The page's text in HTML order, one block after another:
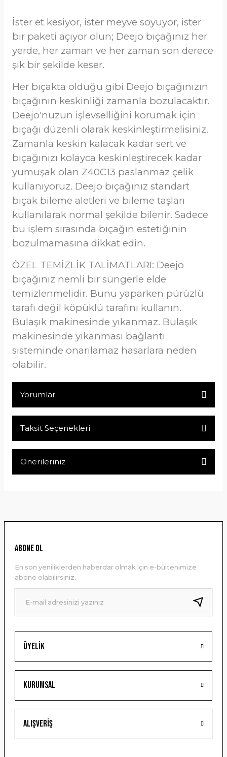
İster et kesiyor, ister meyve soyuyor, ister
bir paketi açıyor olun; Deejo bıçağınız her
yerde, her zaman ve her zaman son derece
şık bir şekilde keser.
Her bıçakta olduğu gibi Deejo bıçağınızın
bıçağının keskinliği zamanla bozulacaktır.
Deejo'nuzun işlevselliğini korumak için
bıçağı düzenli olarak keskinleştirmelisiniz.
Zamanla keskin kalacak kadar sert ve
bıçağınızı kolayca keskinleştirecek kadar
yumuşak olan Z40C13 paslanmaz çelik
kullanıyoruz. Deejo bıçağınız standart
bıçak bileme aletleri ve bileme taşları
kullanılarak normal şekilde bilenir. Sadece
bu işlem sırasında bıçağın estetiğinin
bozulmamasına dikkat edin.
ÖZEL TEMİZLİK TALİMATLARI: Deejo
bıçağınız nemli bir süngerle elde
temizlenmelidir. Bunu yaparken pürüzlü
tarafı değil köpüklü tarafını kullanın.
Bulaşık makinesinde yıkanmaz. Bulaşık
makinesinde yıkanması bağlantı
sisteminde onarılamaz hasarlara neden
olabilir.
Yorumlar
Taksit Seçenekleri
Önerileriniz
Ürün resmi kalitesiz, bozuk veya görüntülenemiyor.
Ürün bilgilerinde hatalar bulunuyor.
Ürün fiyatı diğer sitelerden daha pahalı.
Bu ürüne benzer farklı alternatifler olmalı.
Gönder
Üyelik
Kurumsal
Alışveriş
ABONE OL
En son yeniliklerden haberdar olmak için e-bültenimize
abone olabilirsiniz.